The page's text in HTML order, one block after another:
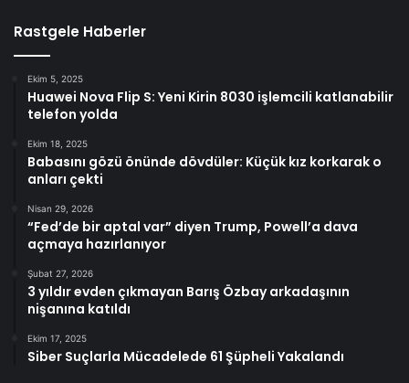
Rastgele Haberler
Ekim 5, 2025
Huawei Nova Flip S: Yeni Kirin 8030 işlemcili katlanabilir
telefon yolda
Ekim 18, 2025
Babasını gözü önünde dövdüler: Küçük kız korkarak o
anları çekti
Nisan 29, 2026
“Fed’de bir aptal var” diyen Trump, Powell’a dava
açmaya hazırlanıyor
Şubat 27, 2026
3 yıldır evden çıkmayan Barış Özbay arkadaşının
nişanına katıldı
Ekim 17, 2025
Siber Suçlarla Mücadelede 61 Şüpheli Yakalandı